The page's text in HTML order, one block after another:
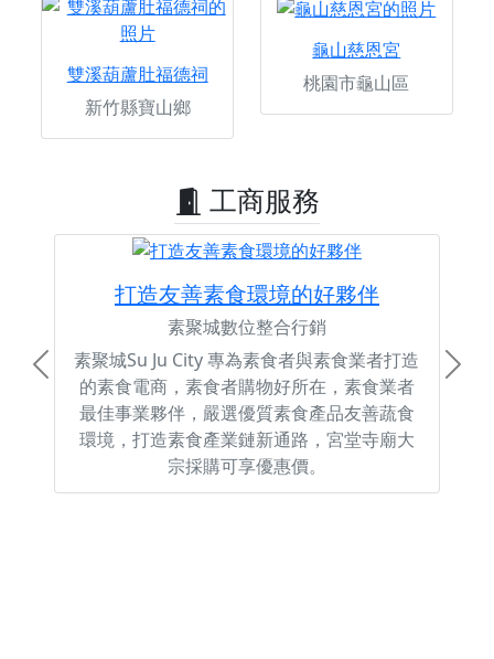
雙溪葫蘆肚福德祠
新竹縣寶山鄉
龜山慈恩宮
桃園市龜山區
工商服務
打造友善素食環境的好夥伴
素聚城數位整合行銷
素聚城Su Ju City 專為素食者與素食業者打造
的素食電商，素食者購物好所在，素食業者
最佳事業夥伴，嚴選優質素食產品友善蔬食
環境，打造素食產業鏈新通路，宮堂寺廟大
宗採購可享優惠價。
Previous Next